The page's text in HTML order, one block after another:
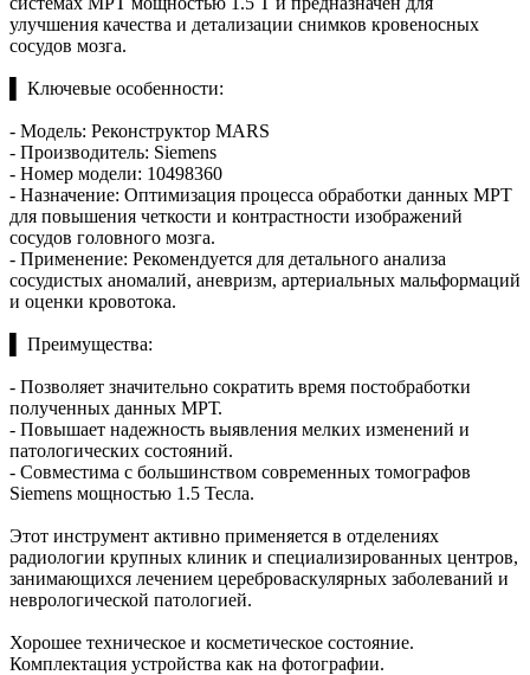
улучшения качества и детализации снимков кровеносных
сосудов мозга.
▌ Ключевые особенности:
- Модель: Реконструктор MARS
- Производитель: Siemens
- Номер модели: 10498360
- Назначение: Оптимизация процесса обработки данных МРТ
для повышения четкости и контрастности изображений
сосудов головного мозга.
- Применение: Рекомендуется для детального анализа
сосудистых аномалий, аневризм, артериальных мальформаций
и оценки кровотока.
▌ Преимущества:
- Позволяет значительно сократить время постобработки
полученных данных МРТ.
- Повышает надежность выявления мелких изменений и
патологических состояний.
- Совместима с большинством современных томографов
Siemens мощностью 1.5 Тесла.
Этот инструмент активно применяется в отделениях
радиологии крупных клиник и специализированных центров,
занимающихся лечением цереброваскулярных заболеваний и
неврологической патологией.
Хорошее техническое и косметическое состояние.
Комплектация устройства как на фотографии.